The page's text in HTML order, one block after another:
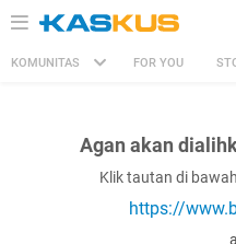
KOMUNITAS FOR YOU
Agan akan
Klik tautan di
https://